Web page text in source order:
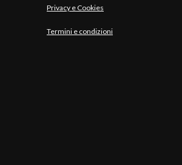
Privacy e Cookies
Termini e condizioni